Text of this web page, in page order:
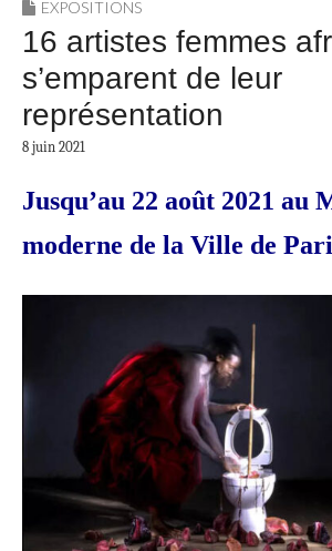
EXPOSITIONS
16 artistes femmes
s’emparent de leur
représentation
8 juin 2021
Jusqu’au 22 août 2021 au
moderne de la Ville de